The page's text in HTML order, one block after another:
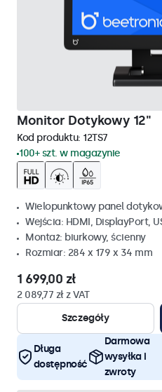
Monitor Dotykowy 12"
Kod produktu: 12TS7
100+ szt. w magazynie
Wielopunktowy panel
Wejścia: HDMI, DisplayPort,
Montaż: biurkowy, ścienny
Rozmiar: 284 x 179 x 34 mm
1 699,00 zł
2 089,77 zł z VAT
Szczegóły
Długa
dostępność
Darmowa
wysyłka i
zwroty